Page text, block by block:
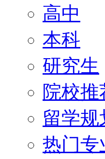
高中
本科
研究生
院校推
留学规
热门专